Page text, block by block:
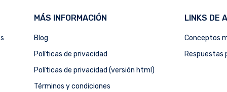
MÁS INFORMACIÓN
Blog
Políticas de privacidad
Políticas de privacidad (versión html)
Términos y condiciones
LINKS DE
Conceptos
Respuestas